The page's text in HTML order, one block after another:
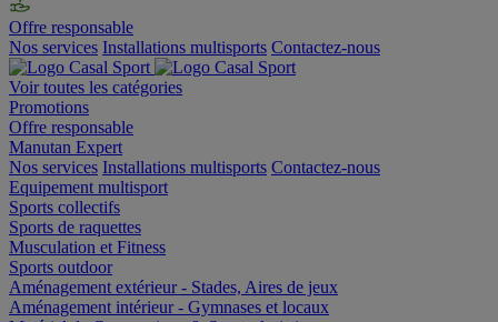
Offre responsable
Nos services Installations multisports Contactez-nous
Voir toutes les catégories
Promotions
Offre responsable
Manutan Expert
Nos services Installations multisports Contactez-nous
Equipement multisport
Sports collectifs
Sports de raquettes
Musculation et Fitness
Sports outdoor
Aménagement extérieur - Stades, Aires de jeux
Aménagement intérieur - Gymnases et locaux